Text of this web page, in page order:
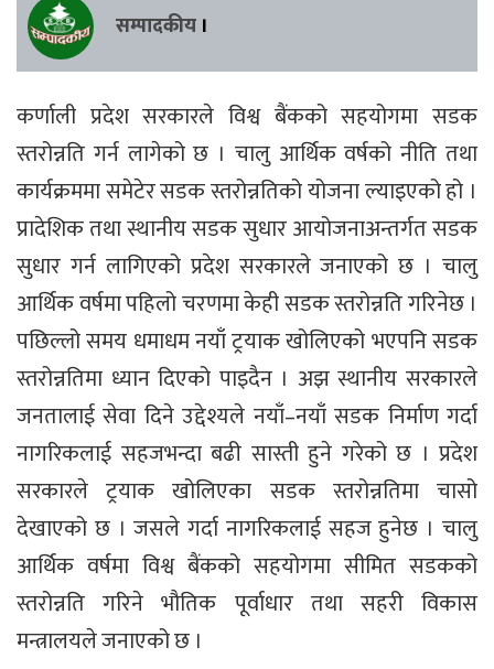
सम्पादकीय ।
कर्णाली प्रदेश सरकारले विश्व बैंकको सहयोगमा सडक
स्तरोन्नति गर्न लागेको छ । चालु आर्थिक वर्षको नीति तथा
कार्यक्रममा समेटेर सडक स्तरोन्नतिको योजना ल्याइएको हो ।
प्रादेशिक तथा स्थानीय सडक सुधार आयोजनाअन्तर्गत सडक
सुधार गर्न लागिएको प्रदेश सरकारले जनाएको छ । चालु
आर्थिक वर्षमा पहिलो चरणमा केही सडक स्तरोन्नति गरिनेछ ।
पछिल्लो समय धमाधम नयाँ ट्रयाक खोलिएको भएपनि सडक
स्तरोन्नतिमा ध्यान दिएको पाइदैन । अझ स्थानीय सरकारले
जनतालाई सेवा दिने उद्देश्यले नयाँ–नयाँ सडक निर्माण गर्दा
नागरिकलाई सहजभन्दा बढी सास्ती हुने गरेको छ । प्रदेश
सरकारले ट्रयाक खोलिएका सडक स्तरोन्नतिमा चासो
देखाएको छ । जसले गर्दा नागरिकलाई सहज हुनेछ । चालु
आर्थिक वर्षमा विश्व बैंकको सहयोगमा सीमित सडकको
स्तरोन्नति गरिने भौतिक पूर्वाधार तथा सहरी विकास
मन्त्रालयले जनाएको छ ।